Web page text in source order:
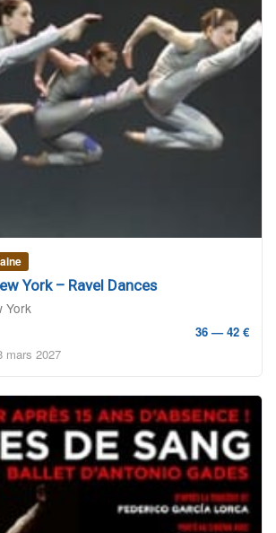
York – Ravel Dances
York
36 — 42 €
mars 2027